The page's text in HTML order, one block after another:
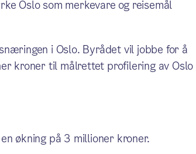
Oslo som merkevare og reisemål
i Oslo. Byrådet vil jobbe for å
kroner til målrettet profilering av Oslo
økning på 3 millioner kroner.